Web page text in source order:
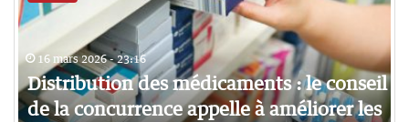
16 mars 2026 - 23:16
Distribution des médicaments : le conseil
de la concurrence appelle à améliorer les